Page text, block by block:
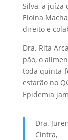
Silva, a juíza
Eloína
direito e
Dra. Rita
pão, o
toda quinta-
estarão no
Epidemia
Dra.
Cintra,